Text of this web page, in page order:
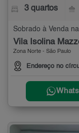
3 quartos
Sobrado à Venda
Vila Isolina
Zona Norte - São Paulo
Endereço no